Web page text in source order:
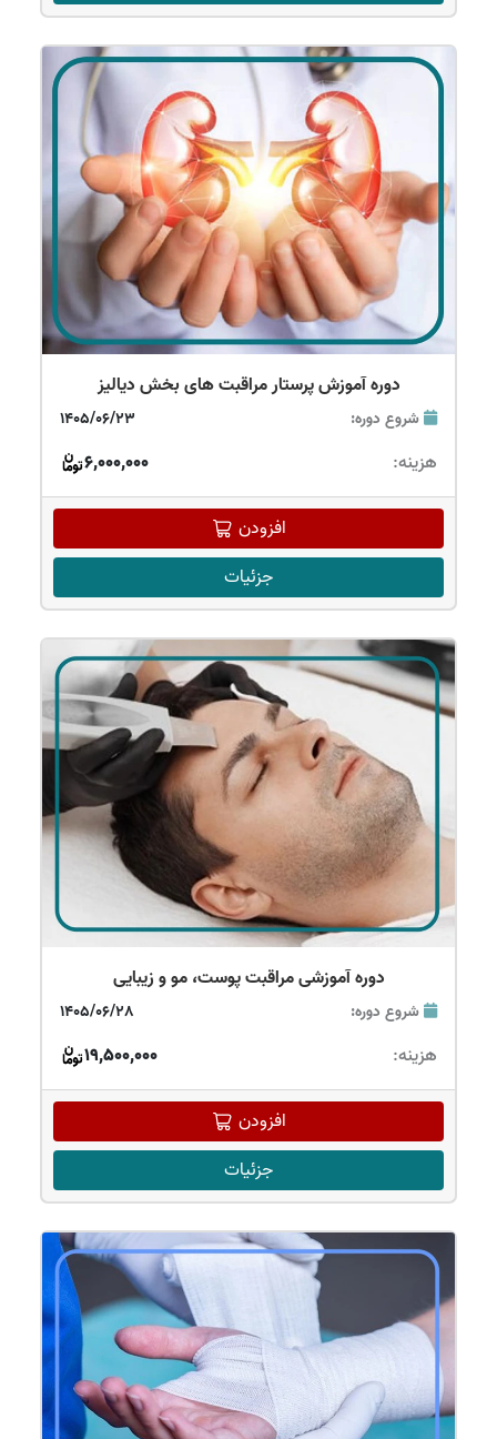
دوره آموزش پرستار مراقبت های بخش دیالیز
شروع دوره: 1405/06/23
هزینه: 6,000,000
افزودن
جزئیات
دوره آموزشی مراقبت پوست، مو و زیبایی
شروع دوره: 1405/06/28
هزینه: 19,500,000
افزودن
جزئیات